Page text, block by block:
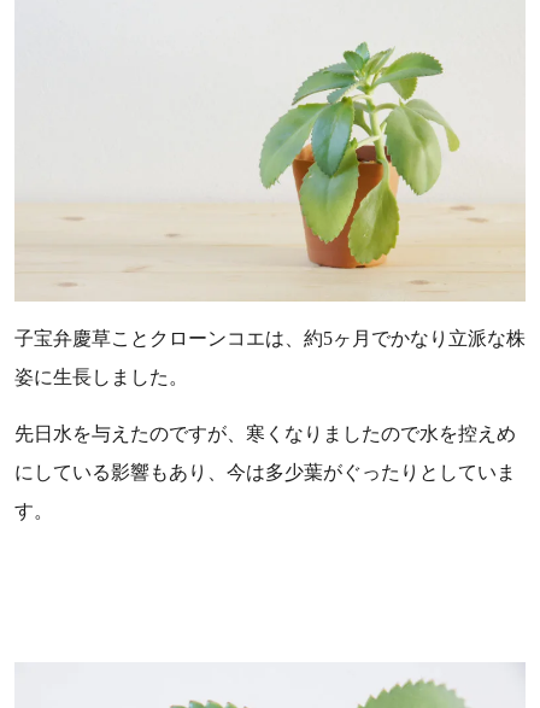
子宝弁慶草ことクローンコエは、約5ヶ月でかなり立派な株
姿に生長しました。
先日水を与えたのですが、寒くなりましたので水を控えめ
にしている影響もあり、今は多少葉がぐったりとしていま
す。